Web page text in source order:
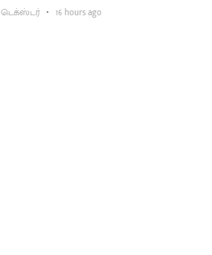
டெக்ஸ்டர் 16 hours ago